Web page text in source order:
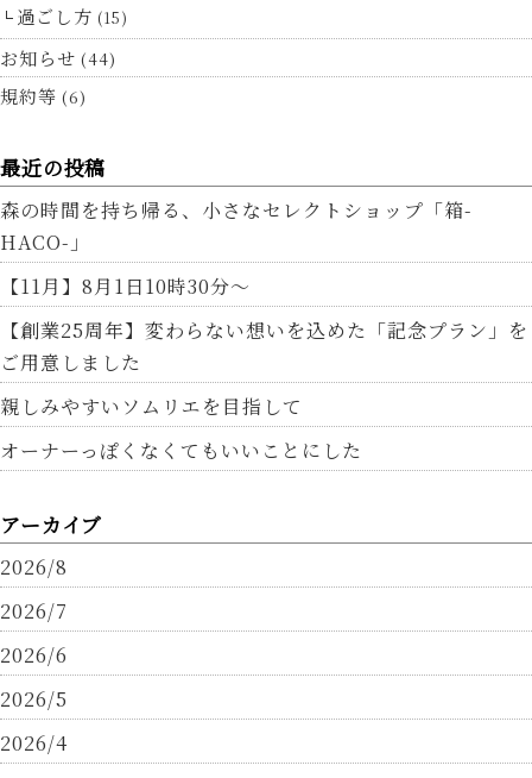
過ごし方 (15)
お知らせ (44)
規約等 (6)
最近の投稿
森の時間を持ち帰る、小さなセレクトショップ「箱-
HACO-」
【11月】8月1日10時30分～
【創業25周年】変わらない想いを込めた「記念プラン」を
ご用意しました
親しみやすいソムリエを目指して
オーナーっぽくなくてもいいことにした
アーカイブ
2026/8
2026/7
2026/6
2026/5
2026/4